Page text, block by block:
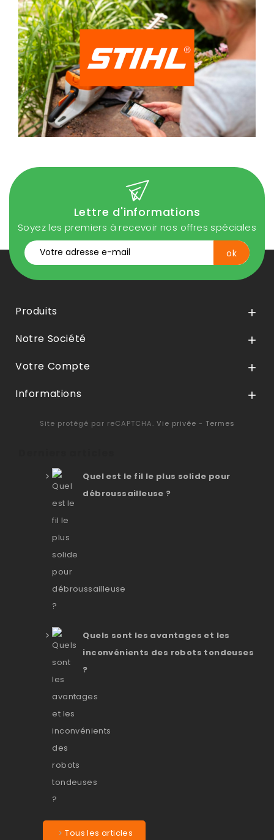
Lettre d'informations
Soyez les premiers à recevoir nos offres spéciales
Produits 
Notre Société 
Votre Compte 
Informations 
Site protégé par reCAPTCHA. Vie privée - Termes
Quel est le fil le plus solide pour
débroussailleuse ?
Quels sont les avantages et les
inconvénients des robots tondeuses
?
Tous les articles